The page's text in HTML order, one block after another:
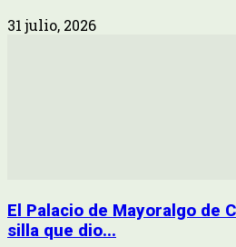
31 julio, 2026
El Palacio de Mayoralgo de
silla que dio...